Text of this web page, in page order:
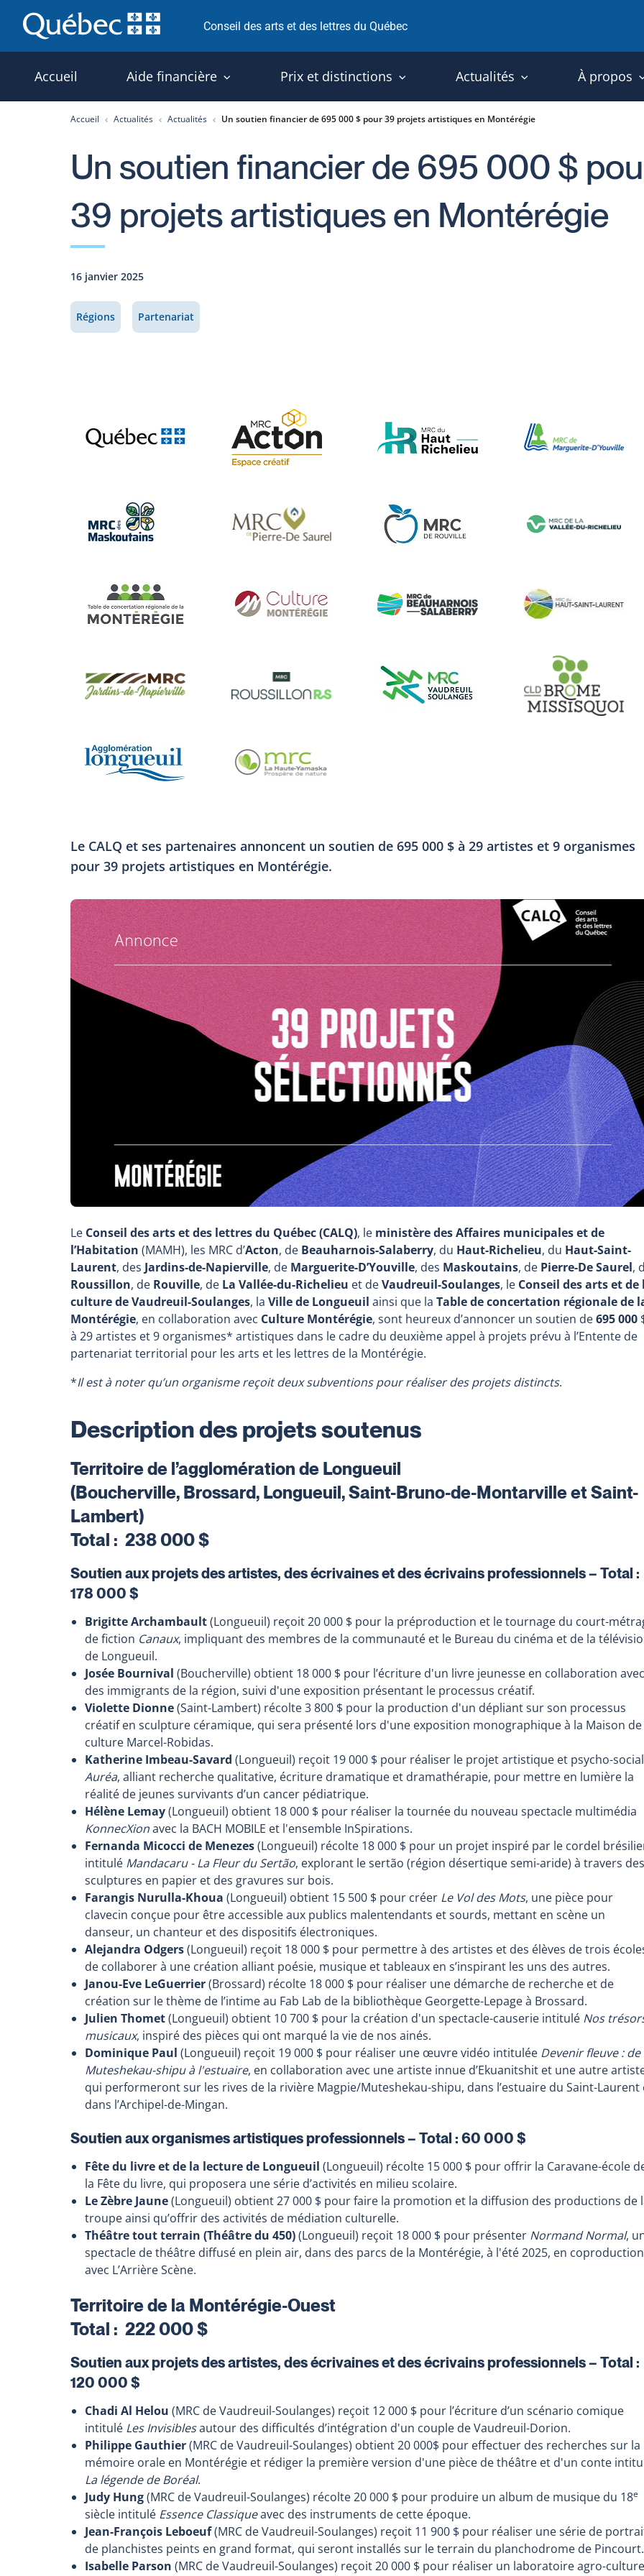
Passer
Conseil des arts et des lettres du Québec
Accueil Aide financière Prix et distinctions Actualités À propos
Accueil Actualités Actualités Un soutien financier de 695 000 $ pour 39 projets artistiques en Montérégie
Un soutien financier de 695 000 $
39 projets artistiques en Montérégie
16 janvier 2025
Régions Partenariat
Le CALQ et ses partenaires annoncent un soutien de 695 000 $ à 29 artistes et 9 organismes
pour 39 projets artistiques en Montérégie.
Le Conseil des arts et des lettres du Québec (CALQ), le ministère des Affaires municipales et de
l’Habitation (MAMH), les MRC d’Acton, de Beauharnois-Salaberry, du Haut-Richelieu, du Haut-Saint-
Laurent, des Jardins-de-Napierville, de Marguerite-D’Youville, des Maskoutains, de Pierre-De Saurel,
Roussillon, de Rouville, de La Vallée-du-Richelieu et deVaudreuil-Soulanges, le Conseil des arts et de
culture de Vaudreuil-Soulanges, la Ville de Longueuil ainsi que la Table de concertation régionale de
Montérégie, en collaboration avec Culture Montérégie, sont heureux d’annoncer un soutien de695 000
à 29 artistes et 9 organismes* artistiques dans le cadre du deuxième appel à projets prévu à l’Entente de
partenariat territorial pour les arts et les lettres de la Montérégie.
*Il est à noter qu’un organisme reçoit deux subventions pour réaliser des projets distincts.
Description des projets soutenus
Territoire de l’agglomération de Longueuil
(Boucherville, Brossard, Longueuil, Saint-Bruno-de-Montarville et Saint-
Lambert)
Total : 238 000 $
Soutien aux projets des artistes, des écrivaines et des écrivains professionnels – Total :
178 000 $
Brigitte Archambault(Longueuil) reçoit 20 000 $ pour la préproduction et le tournage du court-
de fiction Canaux, impliquant des membres de la communauté et le Bureau du cinéma et de la
de Longueuil.
Josée Bournival (Boucherville) obtient 18 000 $ pour l’écriture d'un livre jeunesse en collaboration avec
des immigrants de la région, suivi d'une exposition présentant le processus créatif.
Violette Dionne(Saint-Lambert) récolte 3 800 $ pour la production d'un dépliant sur son processus
créatif en sculpture céramique, qui sera présenté lors d'une exposition monographique à la Maison de
culture Marcel-Robidas.
Katherine Imbeau-Savard (Longueuil) reçoit 19 000 $ pour réaliser le projet artistique et psycho-social
Auréa, alliant recherche qualitative, écriture dramatique et dramathérapie, pour mettre en lumière la
réalité de jeunes survivants d’un cancer pédiatrique.
Hélène Lemay(Longueuil) obtient 18 000 $ pour réaliser la tournée du nouveau spectacle multimédia
KonnecXionavec la BACH MOBILE et l'ensemble InSpirations.
Fernanda Micocci de Menezes(Longueuil) récolte 18 000 $ pour un projet inspiré par le cordel
intitulé Mandacaru - La Fleur du Sertão, explorant le sertão (région désertique semi-aride) à travers des
sculptures en papier et des gravures sur bois.
Farangis Nurulla-Khoua (Longueuil) obtient 15 500 $ pour créer Le Vol des Mots, une pièce pour
clavecin conçue pour être accessible aux publics malentendants et sourds, mettant en scène un
danseur, un chanteur et des dispositifs électroniques.
Alejandra Odgers(Longueuil) reçoit 18 000 $ pour permettre à des artistes et des élèves de trois
de collaborer à une création alliant poésie, musique et tableaux en s’inspirant les uns des autres.
Janou-Eve LeGuerrier(Brossard) récolte 18 000 $ pour réaliser une démarche de recherche et de
création sur le thème de l’intime au Fab Lab de la bibliothèque Georgette-Lepage à Brossard.
Julien Thomet(Longueuil) obtient 10 700 $ pour la création d'un spectacle-causerie intitulé Nos
musicaux, inspiré des pièces qui ont marqué la vie de nos ainés.
Dominique Paul (Longueuil) reçoit 19 000 $ pour réaliser une œuvre vidéo intitulée Devenir fleuve : de
Muteshekau-shipu à l'estuaire, en collaboration avec une artiste innue d’Ekuanitshit et une autre
qui performeront sur les rives de la rivière Magpie/Muteshekau-shipu, dans l’estuaire du Saint-Laurent
dans l’Archipel-de-Mingan.
Soutien aux organismes artistiques professionnels – Total : 60 000 $
Fête du livre et de la lecture de Longueuil (Longueuil) récolte 15 000 $ pour offrir la Caravane-école
la Fête du livre, qui proposera une série d’activités en milieu scolaire.
Le Zèbre Jaune(Longueuil) obtient 27 000 $ pour faire la promotion et la diffusion des productions de
troupe ainsi qu’offrir des activités de médiation culturelle.
Théâtre tout terrain (Théâtre du 450)(Longueuil) reçoit 18 000 $ pour présenter Normand Normal,
spectacle de théâtre diffusé en plein air, dans des parcs de la Montérégie, à l'été 2025, en coproduction
avec L’Arrière Scène.
Territoire de la Montérégie-Ouest
Total : 222 000 $
Soutien aux projets des artistes, des écrivaines et des écrivains professionnels – Total :
120 000 $
Chadi Al Helou (MRC de Vaudreuil-Soulanges) reçoit 12 000 $ pour l’écriture d’un scénario comique
intitulé Les Invisiblesautour des difficultés d’intégration d'un couple de Vaudreuil-Dorion.
Philippe Gauthier(MRC de Vaudreuil-Soulanges) obtient 20 000$ pour effectuer des recherches sur la
mémoire orale en Montérégie et rédiger la première version d'une pièce de théâtre et d'un conte
La légende de Boréal.
Judy Hung(MRC de Vaudreuil-Soulanges) récolte 20 000 $ pour produire un album de musique du 18e
siècle intitulé Essence Classiqueavec des instruments de cette époque.
Jean-François Leboeuf(MRC de Vaudreuil-Soulanges) reçoit 11 900 $ pour réaliser une série de
de planchistes peints en grand format, qui seront installés sur le terrain du planchodrome de Pincourt.
Isabelle Parson (MRC de Vaudreuil-Soulanges) reçoit 20 000 $ pour réaliser un laboratoire agro-